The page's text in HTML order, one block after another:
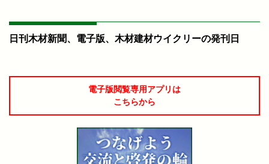
日刊木材新聞、電子版、木材建材ウイクリーの発刊日
電子版閲覧専用アプリは
こちらから